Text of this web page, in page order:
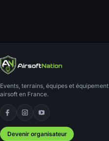
Events, terrains, équipes et équipement
airsoft en France.
Facebook
Instagram
YouTube
Devenir organisateur